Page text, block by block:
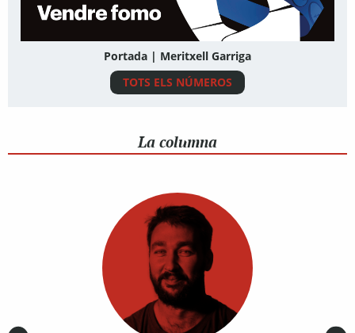
Portada | Meritxell Garriga
TOTS ELS NÚMEROS
La columna